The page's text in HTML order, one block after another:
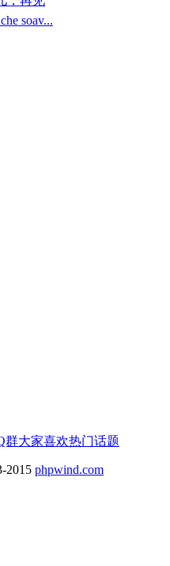
soav...
群大家喜欢热门话题
2015 phpwind.com